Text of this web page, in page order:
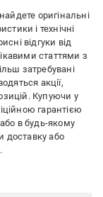
оригінальні
і технічні
відгуки від
статтями з
затребувані
акції,
Купуючи у
гарантією
в будь-якому
доставку або